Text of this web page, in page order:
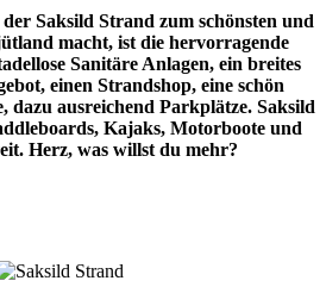
Saksild Strand zum schönsten und
macht, ist die hervorragende
Sanitäre Anlagen, ein breites
einen Strandshop, eine schön
dazu ausreichend Parkplätze. Saksild
Kajaks, Motorboote und
Herz, was willst du mehr?